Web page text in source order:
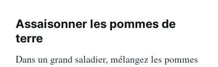
Assaisonner les pommes de
terre
Dans un grand saladier, mélangez les pommes